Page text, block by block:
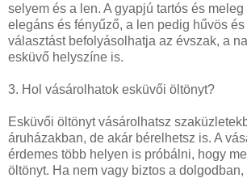
selyem és a len. A gyapjú tartós és
elegáns és fényűző, a len pedig hűvös és
választást befolyásolhatja az évszak, a
esküvő helyszíne is.
3. Hol vásárolhatok esküvői öltönyt?
Esküvői öltönyt vásárolhatsz
áruházakban, de akár bérelhetsz is. A
érdemes több helyen is próbálni, hogy
öltönyt. Ha nem vagy biztos a